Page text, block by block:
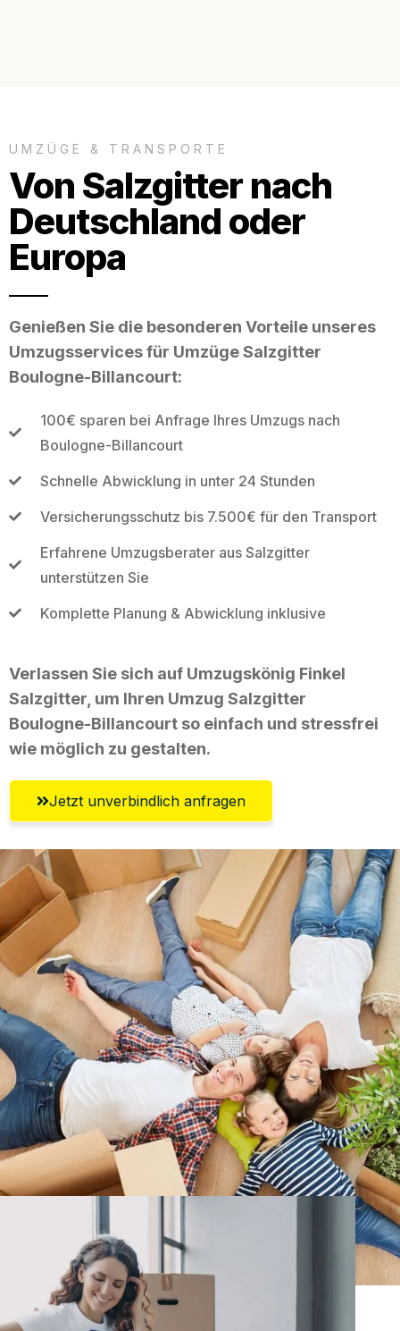
UMZÜGE & TRANSPORTE
Von Salzgitter nach
Deutschland oder
Europa
Genießen Sie die besonderen Vorteile unseres
Umzugsservices für Umzüge Salzgitter
Boulogne-Billancourt:
100€ sparen bei Anfrage Ihres Umzugs nach
Boulogne-Billancourt
Schnelle Abwicklung in unter 24 Stunden
Versicherungsschutz bis 7.500€ für den Transport
Erfahrene Umzugsberater aus Salzgitter
unterstützen Sie
Komplette Planung & Abwicklung inklusive
Verlassen Sie sich auf Umzugskönig Finkel
Salzgitter, um Ihren Umzug Salzgitter
Boulogne-Billancourt so einfach und stressfrei
wie möglich zu gestalten.
Jetzt unverbindlich anfragen